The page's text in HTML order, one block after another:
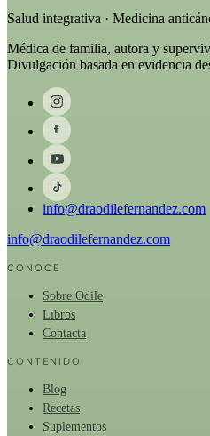
Salud integrativa · Medicina
Médica de familia, autora y
Divulgación basada en evidencia
info@draodilefernandez.com
info@draodilefernandez.com
CONOCE
Sobre Odile
Libros
Contacta
CONTENIDO
Blog
Recetas
Suplementos